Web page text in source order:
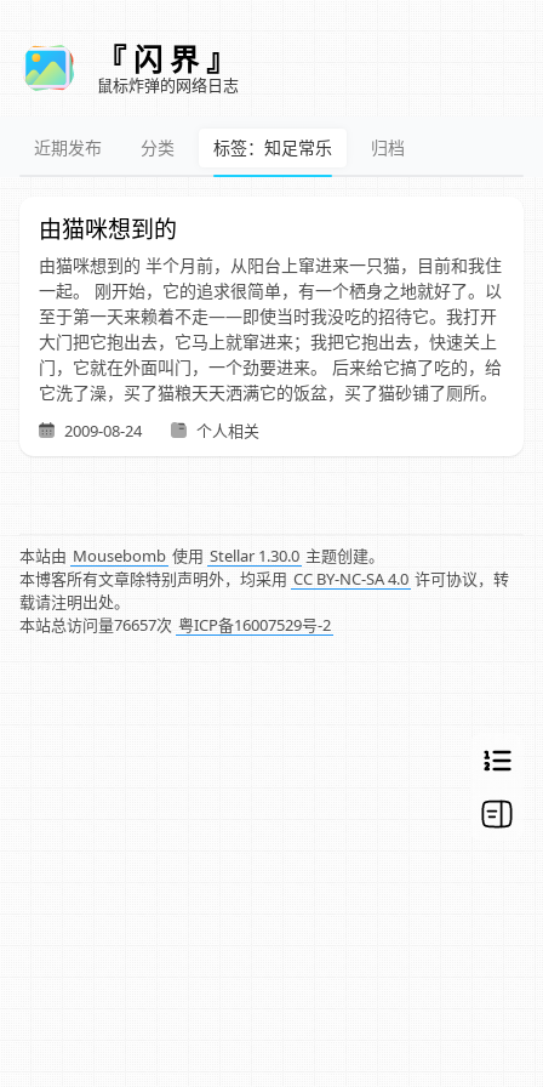
『 闪 界 』
鼠标炸弹的网络日志
近期发布 分类 标签：知足常乐 归档
由猫咪想到的
由猫咪想到的 半个月前，从阳台上窜进来一只猫，目前和我住
一起。 刚开始，它的追求很简单，有一个栖身之地就好了。以
至于第一天来赖着不走——即使当时我没吃的招待它。我打开
大门把它抱出去，它马上就窜进来；我把它抱出去，快速关上
门，它就在外面叫门，一个劲要进来。 后来给它搞了吃的，给
它洗了澡，买了猫粮天天洒满它的饭盆，买了猫砂铺了厕所。
2009-08-24 个人相关
本站由 Mousebomb 使用 Stellar 1.30.0 主题创建。
本博客所有文章除特别声明外，均采用 CC BY-NC-SA 4.0 许可协议，转
载请注明出处。
本站总访问量76657次 粤ICP备16007529号-2